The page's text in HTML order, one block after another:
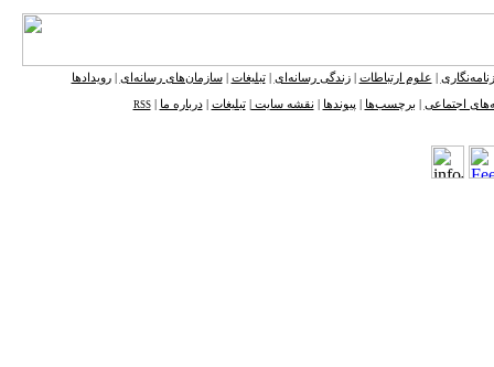
علوم ارتباطات |زندگی رسانه‌ای |تبلیغات سازمان‌های رسانه‌ای |رویدادها
اجتماعی برچسب‌ها پیوندها نقشه ‌سایت تبلیغات |درباره ما |
RSS